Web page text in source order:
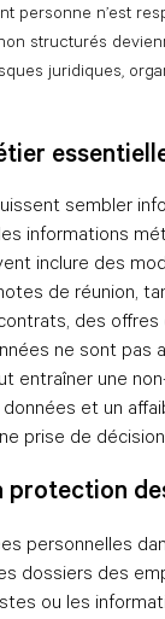
personne n’est
structurés
juridiques,
sembler
informations
inclure des
de réunion,
des offres
ne sont pas
entraîner une
et un
prise de décision
protection
personnelles
dossiers des
ou les